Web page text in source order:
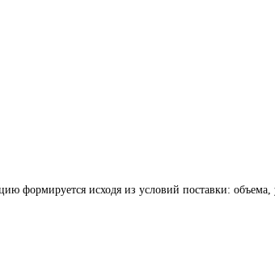
формируется исходя из условий поставки: